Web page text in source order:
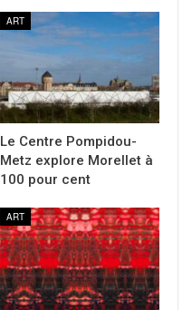
ART
Le Centre Pompidou-
Metz explore Morellet à
100 pour cent
ART